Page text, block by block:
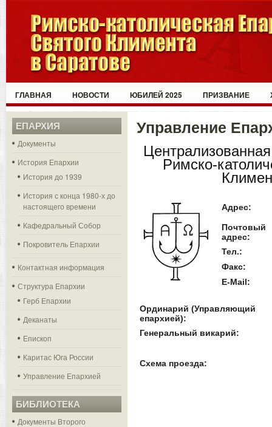
ГЛАВНАЯ НОВОСТИ ЮБИЛЕЙ 2025 ПРИЗВАНИЕ
ЕПАРХИЯ
Документы
История Епархии
История до 1939
История с конца 1980-х до
настоящего времени
Кафедральный Собор
Покровитель Епархии
Контактная информация
Структура Епархии
Герб Епархии
Деканаты
Епископ
Каритас Юга России
Управление Епархией
БИБЛИОТЕКА
Документы Второго
Управление
Римско-
Адрес:
Почтовый
адрес:
Тел.:
Факс:
E-Mail:
Ординарий (Управляющий
епархией):
Генеральный викарий:
Схема проезда: